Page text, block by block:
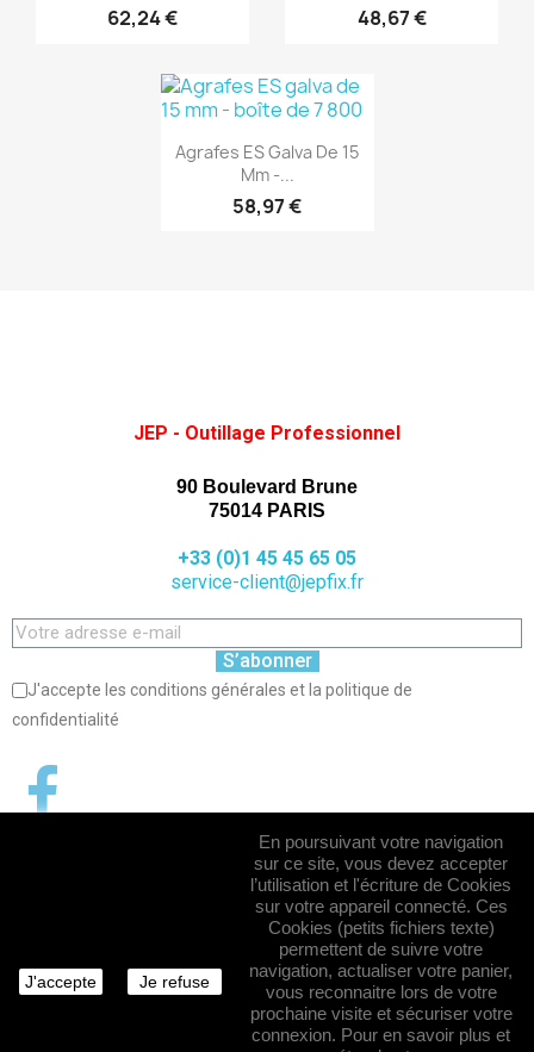
62,24 € 48,67 €
Aperçu rapide
Agrafes ES Galva De 15
Mm -...
58,97 €
(1)
JEP - Outillage Professionnel
90 Boulevard Brune
75014 PARIS
+33 (0)1 45 45 65 05
service-client@jepfix.fr
S’abonner
J'accepte les conditions générales et la politique de
confidentialité
J'accepte Je refuse
En poursuivant votre navigation
sur ce site, vous devez accepter
l’utilisation et l'écriture de Cookies
sur votre appareil connecté. Ces
Cookies (petits fichiers texte)
permettent de suivre votre
navigation, actualiser votre panier,
vous reconnaitre lors de votre
prochaine visite et sécuriser votre
connexion. Pour en savoir plus et